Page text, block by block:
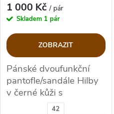
42
1 000 Kč/ pár
Skladem 1 pár
ZOBRAZIT
Pánské dvoufunkční
pantofle/sandále Hilby
v černé kůži s
příjemnou stélkou